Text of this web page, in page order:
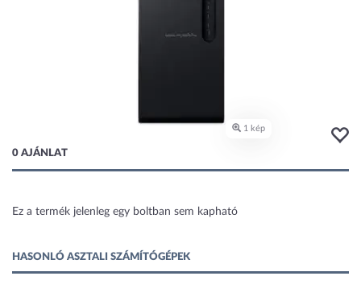
0 AJÁNLAT
Ez a termék jelenleg egy boltban sem kapható
HASONLÓ ASZTALI SZÁMÍTÓGÉPEK